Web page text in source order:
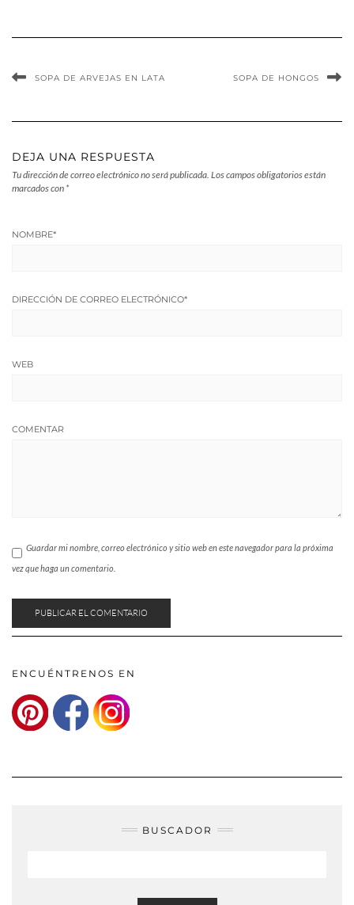
SOPA DE ARVEJAS EN LATA SOPA DE HONGOS
DEJA UNA RESPUESTA
Tu dirección de correo electrónico no será publicada. Los campos obligatorios están
marcados con *
NOMBRE*
DIRECCIÓN DE CORREO ELECTRÓNICO*
WEB
COMENTAR
Guardar mi nombre, correo electrónico y sitio web en este navegador para la próxima
vez que haga un comentario.
ENCUÉNTRENOS EN
BUSCADOR